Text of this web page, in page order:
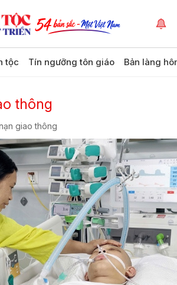
tộc Tín ngưỡng tôn giáo Bản làng
thông
giao thông